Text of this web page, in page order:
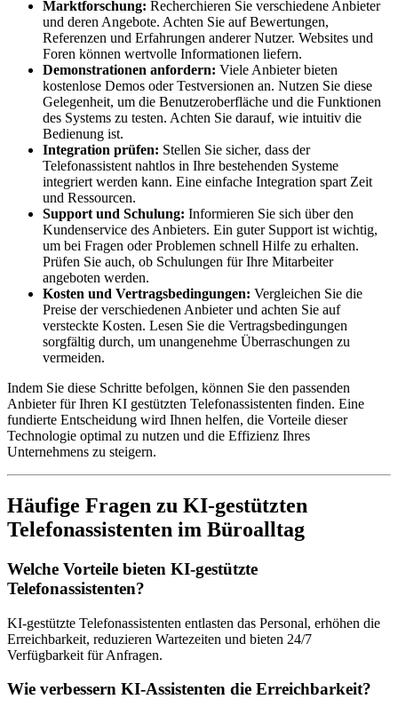
Marktforschung: Recherchieren Sie verschiedene Anbieter
und deren Angebote. Achten Sie auf Bewertungen,
Referenzen und Erfahrungen anderer Nutzer. Websites und
Foren können wertvolle Informationen liefern.
Demonstrationen anfordern: Viele Anbieter bieten
kostenlose Demos oder Testversionen an. Nutzen Sie diese
Gelegenheit, um die Benutzeroberfläche und die Funktionen
des Systems zu testen. Achten Sie darauf, wie intuitiv die
Bedienung ist.
Integration prüfen: Stellen Sie sicher, dass der
Telefonassistent nahtlos in Ihre bestehenden Systeme
integriert werden kann. Eine einfache Integration spart Zeit
und Ressourcen.
Support und Schulung: Informieren Sie sich über den
Kundenservice des Anbieters. Ein guter Support ist wichtig,
um bei Fragen oder Problemen schnell Hilfe zu erhalten.
Prüfen Sie auch, ob Schulungen für Ihre Mitarbeiter
angeboten werden.
Kosten und Vertragsbedingungen: Vergleichen Sie die
Preise der verschiedenen Anbieter und achten Sie auf
versteckte Kosten. Lesen Sie die Vertragsbedingungen
sorgfältig durch, um unangenehme Überraschungen zu
vermeiden.
Indem Sie diese Schritte befolgen, können Sie den passenden
Anbieter für Ihren KI gestützten Telefonassistenten finden. Eine
fundierte Entscheidung wird Ihnen helfen, die Vorteile dieser
Technologie optimal zu nutzen und die Effizienz Ihres
Unternehmens zu steigern.
Häufige Fragen zu KI-gestützten
Telefonassistenten im Büroalltag
Welche Vorteile bieten KI-gestützte
Telefonassistenten?
KI-gestützte Telefonassistenten entlasten das Personal, erhöhen die
Erreichbarkeit, reduzieren Wartezeiten und bieten 24/7
Verfügbarkeit für Anfragen.
Wie verbessern KI-Assistenten die Erreichbarkeit?